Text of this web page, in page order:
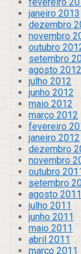
janeiro 2013
dezembro
novembro
outubro
setembro
agosto 2012
julho 2012
junho 2012
maio 2012
março 2012
fevereiro
janeiro 2012
dezembro
novembro
outubro
setembro
agosto 2011
julho 2011
junho 2011
maio 2011
abril 2011
março 2011